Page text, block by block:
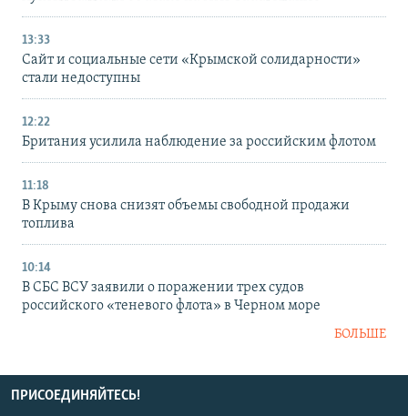
13:33
Сайт и социальные сети «Крымской солидарности»
стали недоступны
12:22
Британия усилила наблюдение за российским флотом
11:18
В Крыму снова снизят объемы свободной продажи
топлива
10:14
В СБС ВСУ заявили о поражении трех судов
российского «теневого флота» в Черном море
БОЛЬШЕ
ПРИСОЕДИНЯЙТЕСЬ!